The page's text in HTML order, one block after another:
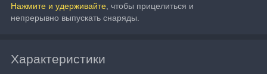
Нажмите и удерживайте , чтобы прицелиться и
непрерывно выпускать снаряды.
Характеристики